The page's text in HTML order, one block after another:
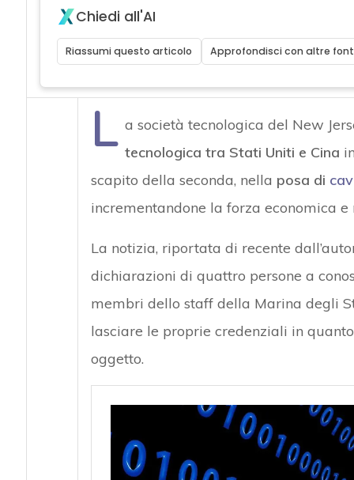
Chiedi all'AI
Riassumi questo articolo Approfondisci con altre
L a società tecnologica del New
tecnologica tra Stati Uniti e Cina
scapito della seconda, nella posa di
incrementandone la forza economica
La notizia, riportata di recente
dichiarazioni di quattro persone a
membri dello staff della Marina degli
lasciare le proprie credenziali in
oggetto.